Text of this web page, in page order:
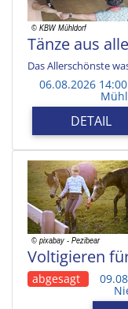
Tänze aus
Das Allerschönste
06.08.2026
DETAIL
Voltigieren
abgesagt